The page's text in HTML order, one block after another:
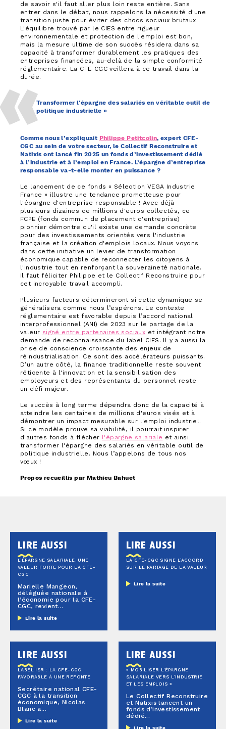
de savoir s'il faut aller plus loin reste entière. Sans
entrer dans le débat, nous rappelons la nécessité d'une
transition juste pour éviter des chocs sociaux brutaux.
L'équilibre trouvé par le CIES entre rigueur
environnementale et protection de l'emploi est bon,
mais la mesure ultime de son succès résidera dans sa
capacité à transformer durablement les pratiques des
entreprises financées, au-delà de la simple conformité
réglementaire. La CFE-CGC veillera à ce travail dans la
durée.
Transformer l'épargne des salariés en véritable outil de
politique industrielle »
Comme nous l’expliquait Philippe Petitcolin, expert CFE-
CGC au sein de votre secteur, le Collectif Reconstruire et
Natixis ont lancé fin 2025 un fonds d’investissement dédié
à l’industrie et à l’emploi en France. L’épargne d’entreprise
responsable va-t-elle monter en puissance ?
Le lancement de ce fonds « Sélection VEGA Industrie
France » illustre une tendance prometteuse pour
l'épargne d'entreprise responsable ! Avec déjà
plusieurs dizaines de millions d'euros collectés, ce
FCPE (fonds commun de placement d'entreprise)
pionnier démontre qu'il existe une demande concrète
pour des investissements orientés vers l'industrie
française et la création d'emplois locaux. Nous voyons
dans cette initiative un levier de transformation
économique capable de reconnecter les citoyens à
l'industrie tout en renforçant la souveraineté nationale.
Il faut féliciter Philippe et le Collectif Reconstruire pour
cet incroyable travail accompli.
Plusieurs facteurs détermineront si cette dynamique se
généralisera comme nous l’espérons. Le contexte
réglementaire est favorable depuis l’accord national
interprofessionnel (ANI) de 2023 sur le partage de la
valeur signé entre partenaires sociaux et intégrant notre
demande de reconnaissance du label CIES. Il y a aussi la
prise de conscience croissante des enjeux de
réindustrialisation. Ce sont des accélérateurs puissants.
D’un autre côté, la finance traditionnelle reste souvent
réticente à l'innovation et la sensibilisation des
employeurs et des représentants du personnel reste
un défi majeur.
Le succès à long terme dépendra donc de la capacité à
atteindre les centaines de millions d'euros visés et à
démontrer un impact mesurable sur l'emploi industriel.
Si ce modèle prouve sa viabilité, il pourrait inspirer
d'autres fonds à flécher l'épargne salariale et ainsi
transformer l'épargne des salariés en véritable outil de
politique industrielle. Nous l’appelons de tous nos
vœux !
Propos recueillis par Mathieu Bahuet
lire aussi
L’ÉPARGNE SALARIALE, UNE
VALEUR FORTE POUR LA CFE-
CGC
Marielle Mangeon,
déléguée nationale à
l’économie pour la CFE-
CGC, revient...
Lire la suite
lire aussi
LA CFE-CGC SIGNE L’ACCORD
SUR LE PARTAGE DE LA VALEUR
Lire la suite
lire aussi
LABEL ISR : LA CFE-CGC
FAVORABLE À UNE REFONTE
Secrétaire national CFE-
CGC à la transition
économique, Nicolas
Blanc a...
Lire la suite
lire aussi
« MOBILISER L’ÉPARGNE
SALARIALE VERS L’INDUSTRIE
ET LES EMPLOIS »
Le Collectif Reconstruire
et Natixis lancent un
fonds d’investissement
dédié...